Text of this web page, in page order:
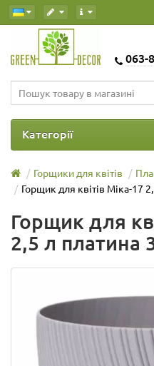
063-
Категорії
Горщики для квітів
Горщик для квітів Міка-17
Горщик для
2,5 л платина